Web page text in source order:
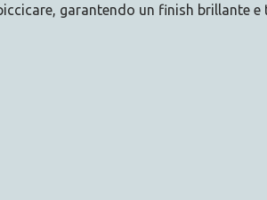
garantendo un finish brillante e